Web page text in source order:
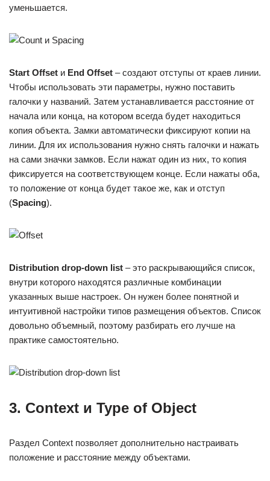
уменьшается.
Start Offset и End Offset – создают отступы от краев линии.
Чтобы использовать эти параметры, нужно поставить
галочки у названий. Затем устанавливается расстояние от
начала или конца, на котором всегда будет находиться
копия объекта. Замки автоматически фиксируют копии на
линии. Для их использования нужно снять галочки и нажать
на сами значки замков. Если нажат один из них, то копия
фиксируется на соответствующем конце. Если нажаты оба,
то положение от конца будет такое же, как и отступ
(Spacing).
Distribution drop-down list – это раскрывающийся список,
внутри которого находятся различные комбинации
указанных выше настроек. Он нужен более понятной и
интуитивной настройки типов размещения объектов. Список
довольно объемный, поэтому разбирать его лучше на
практике самостоятельно.
3. Context и Type of Object
Раздел Context позволяет дополнительно настраивать
положение и расстояние между объектами.